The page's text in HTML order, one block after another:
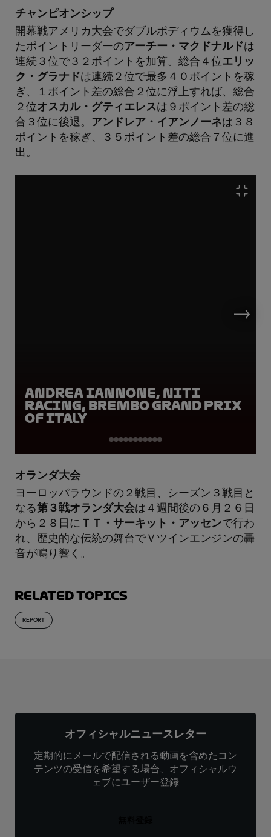
チャンピオンシップ
開幕戦アメリカ大会でダブルポディウムを獲得し
たポイントリーダーのアーチー・マクドナルドは
連続３位で３２ポイントを加算。総合４位エリッ
ク・グラナドは連続２位で最多４０ポイントを稼
ぎ、１ポイント差の総合２位に浮上すれば、総合
２位オスカル・グティエレスは９ポイント差の総
合３位に後退。
アンドレア・イアンノーネは３８
ポイントを稼ぎ、３５ポイント差の総合７位に進
出。
Andrea Iannone, Niti
Racing, Brembo Grand Prix
of Italy
オランダ大会
ヨーロッパラウンドの２戦目、シーズン３戦目と
なる第３戦オランダ大会は４週間後の６月２６日
から２８日に ＴＴ・サーキット・アッセンで行わ
れ、歴史的な伝統の舞台でＶツインエンジンの轟
音が鳴り響く。
Related topics
REPORT
オフィシャルニュースレター
定期的にメールで配信される動画を含めたコン
テンツの受信を希望する場合、オフィシャルウ
ェブにユーザー登録